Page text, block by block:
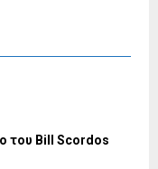
του Bill Scordos